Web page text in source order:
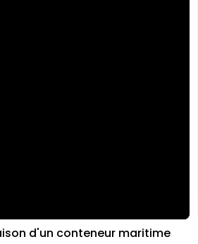
d'un conteneur maritime